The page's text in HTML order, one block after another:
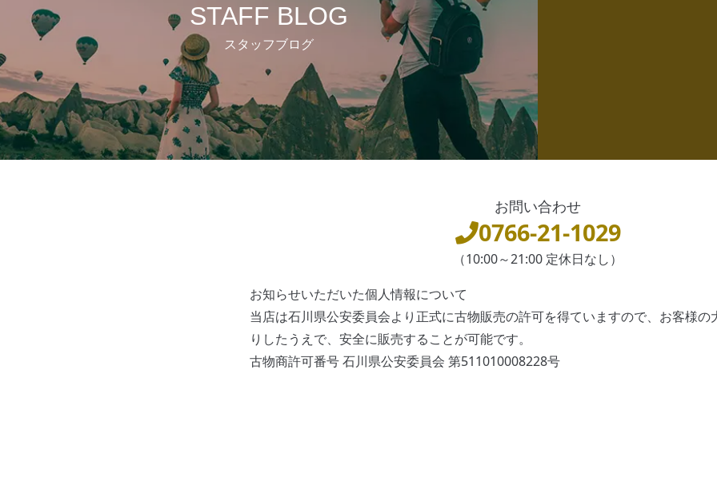
STAFF BLOG
スタッフブログ
お問い合わせ
0766-21-1029
（10:00～21:00 定休日なし）
お知らせいただいた個人情報について
当店は石川県公安委員会より正式に古物販売の許可を得ていますので、お客様の
りしたうえで、安全に販売することが可能です。
古物商許可番号 石川県公安委員会 第511010008228号